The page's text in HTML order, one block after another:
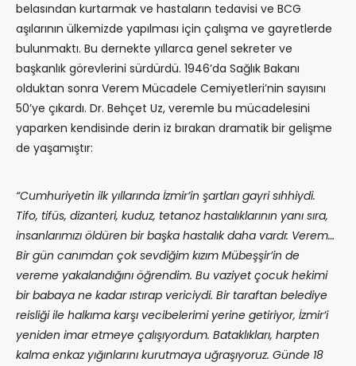
belasından kurtarmak ve hastaların tedavisi ve BCG
aşılarının ülkemizde yapılması için çalışma ve gayretlerde
bulunmaktı. Bu dernekte yıllarca genel sekreter ve
başkanlık görevlerini sürdürdü. 1946’da Sağlık Bakanı
olduktan sonra Verem Mücadele Cemiyetleri’nin sayısını
50’ye çıkardı. Dr. Behçet Uz, veremle bu mücadelesini
yaparken kendisinde derin iz bırakan dramatik bir gelişme
de yaşamıştır:
“Cumhuriyetin ilk yıllarında İzmir’in şartları gayri sıhhiydi.
Tifo, tifüs, dizanteri, kuduz, tetanoz hastalıklarının yanı sıra,
insanlarımızı öldüren bir başka hastalık daha vardı: Verem…
Bir gün canımdan çok sevdiğim kızım Mübeşşir’in de
vereme yakalandığını öğrendim. Bu vaziyet çocuk hekimi
bir babaya ne kadar ıstırap vericiydi. Bir taraftan belediye
reisliği ile halkıma karşı vecibelerimi yerine getiriyor, İzmir’i
yeniden imar etmeye çalışıyordum. Bataklıkları, harpten
kalma enkaz yığınlarını kurutmaya uğraşıyoruz. Günde 18